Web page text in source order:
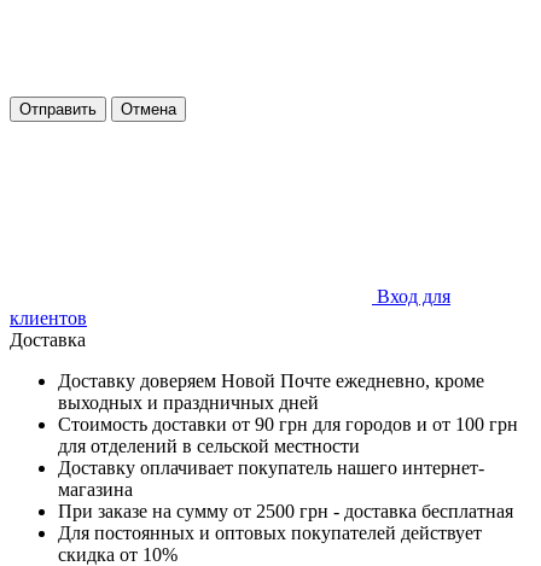
Отправить Отмена
Вход для
клиентов
Доставка
Доставку доверяем Новой Почте ежедневно, кроме
выходных и праздничных дней
Стоимость доставки от 90 грн для городов и от 100 грн
для отделений в сельской местности
Доставку оплачивает покупатель нашего интернет-
магазина
При заказе на сумму от 2500 грн - доставка бесплатная
Для постоянных и оптовых покупателей действует
скидка от 10%